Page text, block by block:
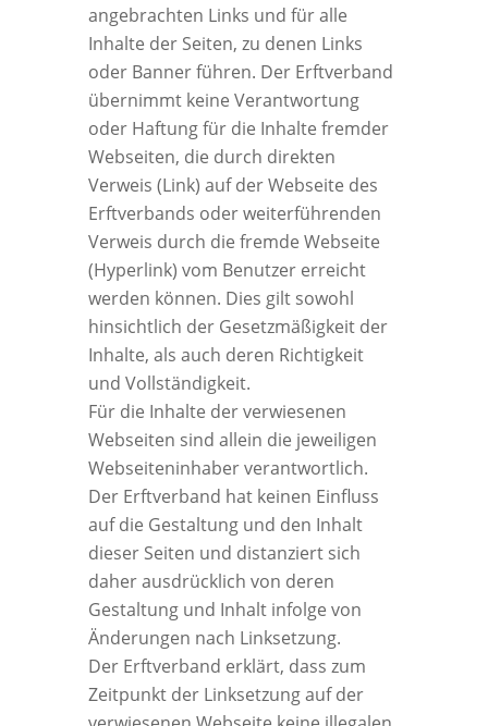
angebrachten Links und für alle
Inhalte der Seiten, zu denen Links
oder Banner führen. Der Erftverband
übernimmt keine Verantwortung
oder Haftung für die Inhalte fremder
Webseiten, die durch direkten
Verweis (Link) auf der Webseite des
Erftverbands oder weiterführenden
Verweis durch die fremde Webseite
(Hyperlink) vom Benutzer erreicht
werden können. Dies gilt sowohl
hinsichtlich der Gesetzmäßigkeit der
Inhalte, als auch deren Richtigkeit
und Vollständigkeit.
Für die Inhalte der verwiesenen
Webseiten sind allein die jeweiligen
Webseiteninhaber verantwortlich.
Der Erftverband hat keinen Einfluss
auf die Gestaltung und den Inhalt
dieser Seiten und distanziert sich
daher ausdrücklich von deren
Gestaltung und Inhalt infolge von
Änderungen nach Linksetzung.
Der Erftverband erklärt, dass zum
Zeitpunkt der Linksetzung auf der